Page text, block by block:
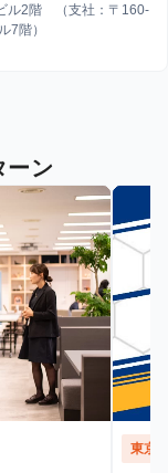
ル2階 （支社：〒160-
7階）
ーン
東京